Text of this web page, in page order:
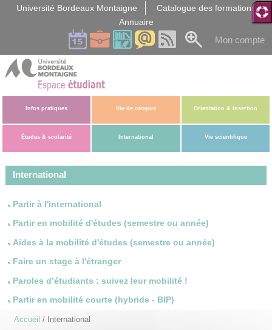
Université Bordeaux Montaigne
Catalogue des formations
Annuaire
Mon compte
Infos pratiques Vie de campus Orientation & insertion
Études & scolarité International Vie scientifique
International
Partir à l'international
Partir en mobilité d'études (semestre ou année)
Aides à la mobilité d'études (semestre ou année)
Faire un stage à l'étranger
Paroles d’étudiants : suivez leur mobilité !
Partir en mobilité courte (hybride - BIP)
Accueil / International
Gestion des cookies